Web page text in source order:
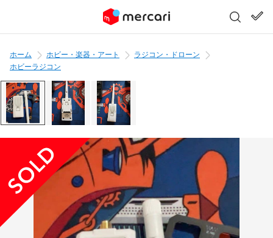
ホーム ホビー・楽器・アート
ラジコン・ドローン
ホビーラジコン